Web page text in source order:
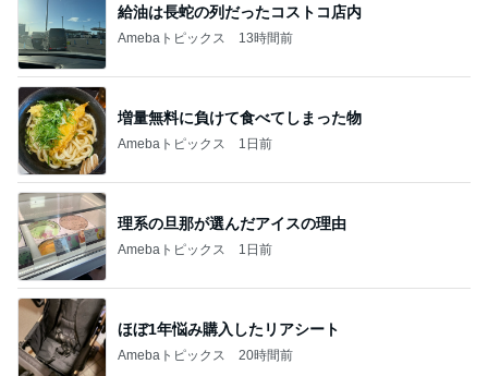
給油は長蛇の列だったコストコ店内
Amebaトピックス 13時間前
増量無料に負けて食べてしまった物
Amebaトピックス 1日前
理系の旦那が選んだアイスの理由
Amebaトピックス 1日前
ほぼ1年悩み購入したリアシート
Amebaトピックス 20時間前